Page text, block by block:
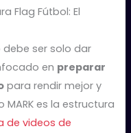
Flag Fútbol: El
debe ser solo dar
en preparar
para rendir mejor y
es la estructura
de videos de